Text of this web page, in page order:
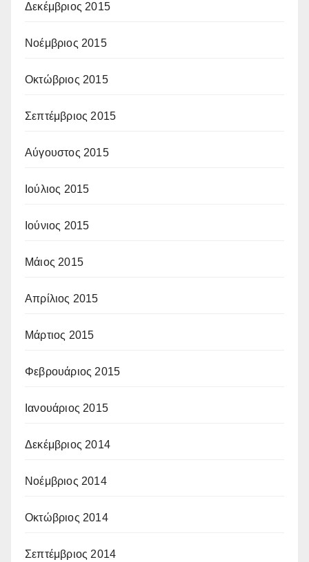
Δεκέμβριος 2015
Νοέμβριος 2015
Οκτώβριος 2015
Σεπτέμβριος 2015
Αύγουστος 2015
Ιούλιος 2015
Ιούνιος 2015
Μάιος 2015
Απρίλιος 2015
Μάρτιος 2015
Φεβρουάριος 2015
Ιανουάριος 2015
Δεκέμβριος 2014
Νοέμβριος 2014
Οκτώβριος 2014
Σεπτέμβριος 2014